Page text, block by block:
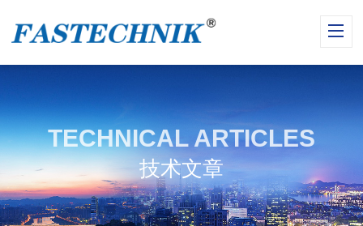
TECHNICAL ARTICLES
技术文章